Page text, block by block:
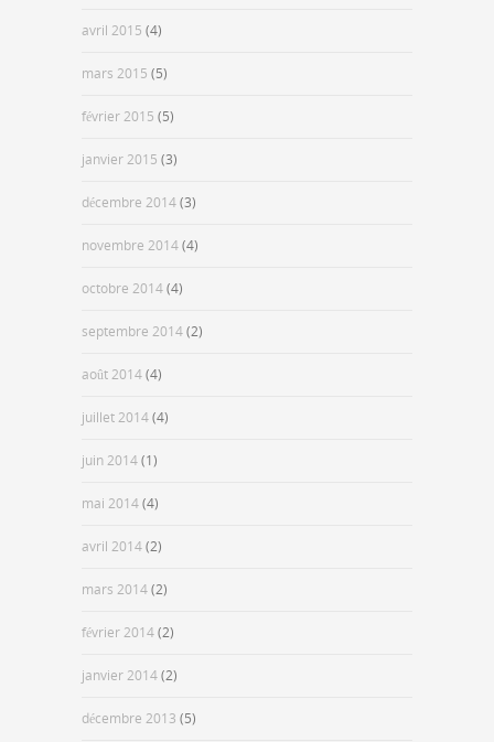
avril 2015 (4)
mars 2015 (5)
février 2015 (5)
janvier 2015 (3)
décembre 2014(3)
novembre 2014(4)
octobre 2014(4)
septembre 2014(2)
août 2014(4)
juillet 2014(4)
juin 2014(1)
mai 2014(4)
avril 2014(2)
mars 2014(2)
février 2014(2)
janvier 2014(2)
décembre 2013 (5)